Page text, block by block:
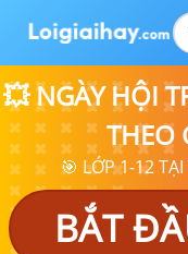
💥 NGÀY HỘI
THEO
🎯 LỚP 1-12
BẮT